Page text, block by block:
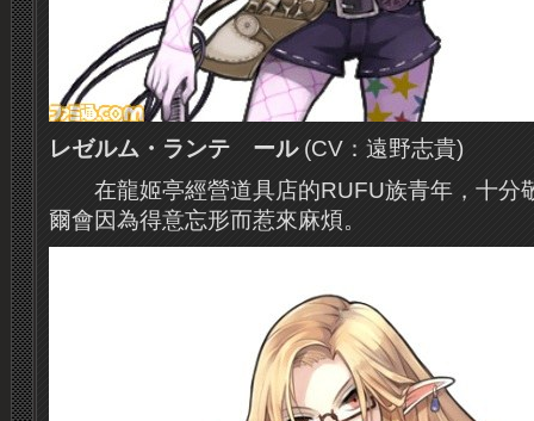
レゼルム・ランテゖール(CV：遠野志貴)
在龍姬亭經營道具店的RUFU族青年，十分
爾會因為得意忘形而惹來麻煩。